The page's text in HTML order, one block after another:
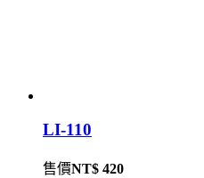
LI-110
售價NT$ 420